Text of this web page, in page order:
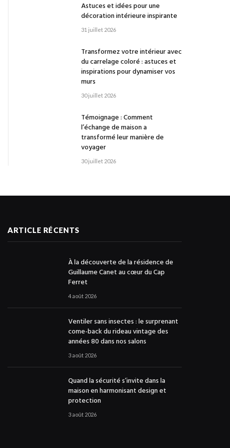
Astuces et idées pour une
décoration intérieure inspirante
31 juillet 2026
Transformez votre intérieur avec
du carrelage coloré : astuces et
inspirations pour dynamiser vos
murs
30 juillet 2026
Témoignage : Comment
l’échange de maison a
transformé leur manière de
voyager
30 juillet 2026
ARTICLE RÉCENTS
À la découverte de la résidence de
Guillaume Canet au cœur du Cap
Ferret
4 août 2026
Ventiler sans insectes : le surprenant
come-back du rideau vintage des
années 80 dans nos salons
3 août 2026
Quand la sécurité s’invite dans la
maison en harmonisant design et
protection
3 août 2026